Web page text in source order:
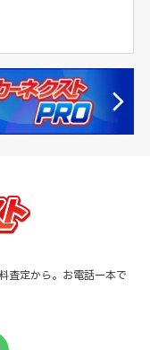
査定から。お電話一本で